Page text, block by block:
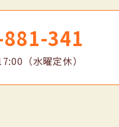
341
（水曜定休）